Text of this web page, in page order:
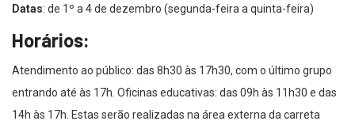
Atendimento ao público: das 8h30 às 17h30, com o último grupo
entrando até às 17h. Oficinas educativas: das 09h às 11h30 e das
14h às 17h. Estas serão realizadas na área externa da carreta